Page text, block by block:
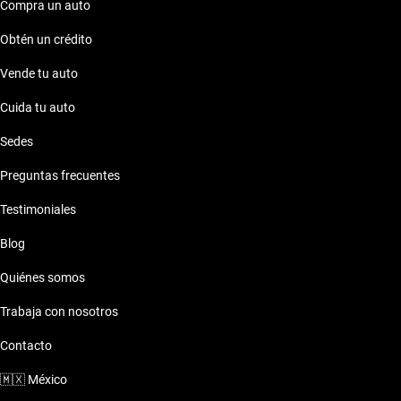
Compra un auto
Obtén un crédito
Vende tu auto
Cuida tu auto
Sedes
Preguntas frecuentes
Testimoniales
Blog
Quiénes somos
Trabaja con nosotros
Contacto
🇲🇽 México